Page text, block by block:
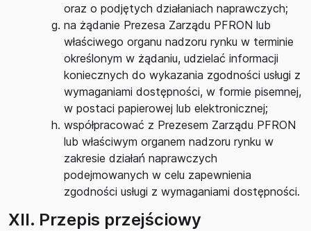
oraz o podjętych działaniach naprawczych;
na żądanie Prezesa Zarządu PFRON lub
właściwego organu nadzoru rynku w terminie
określonym w żądaniu, udzielać informacji
koniecznych do wykazania zgodności usługi z
wymaganiami dostępności, w formie pisemnej,
w postaci papierowej lub elektronicznej;
współpracować z Prezesem Zarządu PFRON
lub właściwym organem nadzoru rynku w
zakresie działań naprawczych
podejmowanych w celu zapewnienia
zgodności usługi z wymaganiami dostępności.
XII. Przepis przejściowy